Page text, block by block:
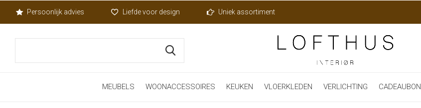
MEUBELS WOONACCESSOIRES KEUKEN VLOERKLEDEN VERLICHTING CADEAUBON
Persoonlijk advies Liefde voor design Uniek assortiment